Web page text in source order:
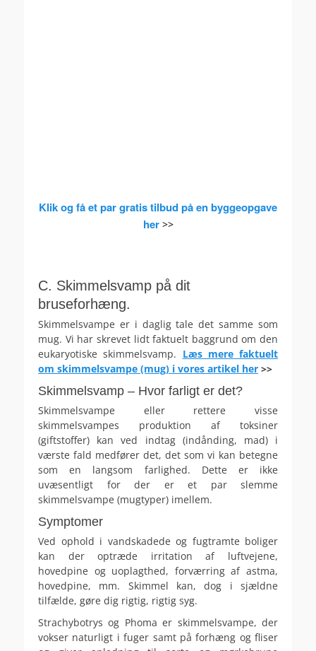
Klik og få et par gratis tilbud på en byggeopgave
her>>
C. Skimmelsvamp på dit
bruseforhæng.
Skimmelsvampe er i daglig tale det samme som
mug. Vi har skrevet lidt faktuelt baggrund om den
eukaryotiske skimmelsvamp. Læs mere faktuelt
om skimmelsvampe (mug) i vores artikel her >>
Skimmelsvamp – Hvor farligt er det?
Skimmelsvampe eller rettere visse
skimmelsvampes produktion af toksiner
(giftstoffer) kan ved indtag (indånding, mad) i
værste fald medfører det, det som vi kan betegne
som en langsom farlighed. Dette er ikke
uvæsentligt for der er et par slemme
skimmelsvampe (mugtyper) imellem.
Symptomer
Ved ophold i vandskadede og fugtramte boliger
kan der optræde irritation af luftvejene,
hovedpine og uoplagthed, forværring af astma,
hovedpine, mm. Skimmel kan, dog i sjældne
tilfælde, gøre dig rigtig, rigtig syg.
Strachybotrys og Phoma er skimmelsvampe, der
vokser naturligt i fuger samt på forhæng og fliser